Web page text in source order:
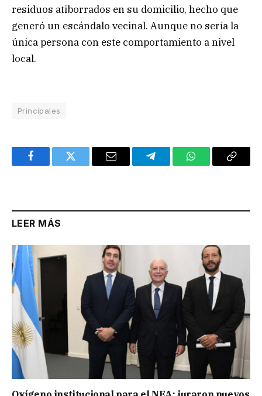
residuos atiborrados en su domicilio, hecho que
generó un escándalo vecinal. Aunque no sería la
única persona con este comportamiento a nivel
local.
Principales
FacebookTwitter Email TelegramWhatsAppCopy
LEER MÁS